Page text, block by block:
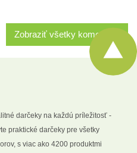
Zobraziť všetky komentáre
darčeky na každú príležitosť -
praktické darčeky pre všetky
s viac ako 4200 produktmi